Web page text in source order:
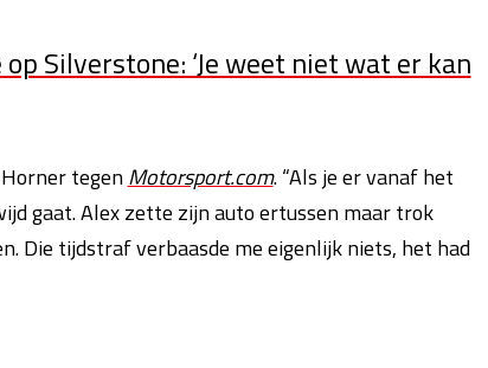
Silverstone: ‘Je weet niet wat er kan
tegenMotorsport.com. “Als je er vanaf het
gaat. Alex zette zijn auto ertussen maar trok
Die tijdstraf verbaasde me eigenlijk niets, het had